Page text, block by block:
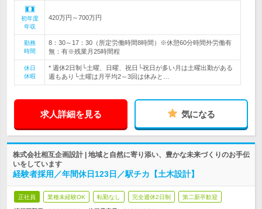
初年度
年収
420万円～700万円
勤務
時間
8：30～17：30（所定労働時間8時間）※休憩60分時間外労働有
無：有※残業月25時間程
休日
休暇
* 週休2日制└土曜、日曜、祝日└祝日が多い月は土曜出勤がある
週もあり└土曜は月平均2～3回は休みと…
求人詳細を見る 気になる
株式会社相互企画設計 | 地域と自然に寄り添い、豊かな未来づくりのお手伝
いをしています
経験者採用／年間休日123日／駅チカ【土木設計】
正社員 業種未経験OK 転勤なし 完全週休2日制 第二新卒歓迎